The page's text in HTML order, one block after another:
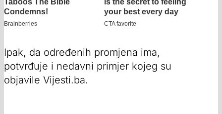
Ipak, da određenih promjena ima,
potvrđuje i nedavni primjer kojeg su
objavile Vijesti.ba.